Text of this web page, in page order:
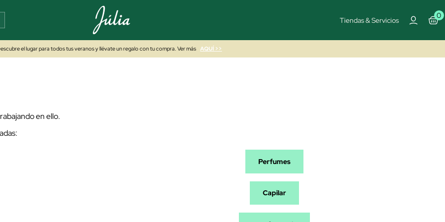
Tiendas & Servicios
0
el lugar para todos tus veranos y llévate un regalo con tu compra. Ver más AQUÍ >>
en ello.
Perfumes
Capilar